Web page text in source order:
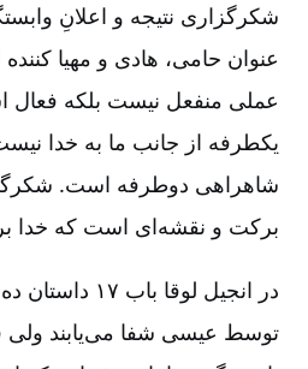
شکرگزاری نتیجه و اعلانِ
عنوان حامی، هادی و مهیا
عملی منفعل نیست بلکه
یکطرفه از جانب ما به خدا
شاهراهی دوطرفه است.
برکت و نقشه‌ای است که خدا
در انجیل لوقا
توسط عیسی شفا می‌یابند ولی